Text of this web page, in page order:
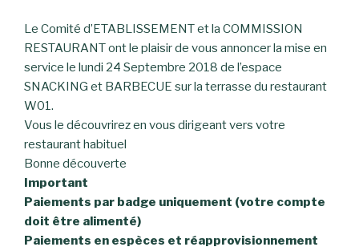
Le Comité d’ETABLISSEMENT et la COMMISSION
RESTAURANT ont le plaisir de vous annoncer la mise en
service le lundi 24 Septembre 2018 de l’espace
SNACKING et BARBECUE sur la terrasse du restaurant
W01.
Vous le découvrirez en vous dirigeant vers votre
restaurant habituel
Bonne découverte
Important
Paiements par badge uniquement (votre compte
doit être alimenté)
Paiements en espèces et réapprovisionnement